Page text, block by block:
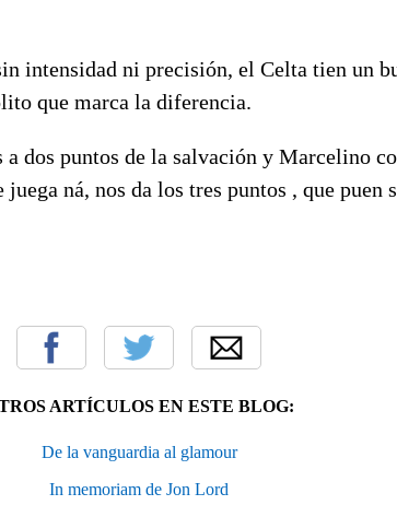
intensidad ni precisión, el Celta tien un
que marca la diferencia.
a dos puntos de la salvación y Marcelino
ná, nos da los tres puntos , que puen
ARTÍCULOS EN ESTE BLOG:
De la vanguardia al glamour
In memoriam de Jon Lord